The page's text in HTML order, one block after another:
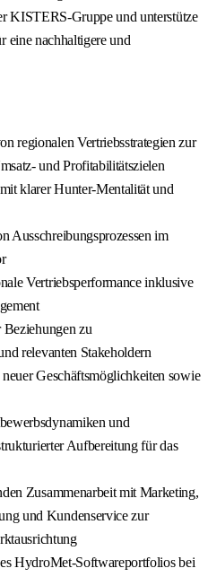
KISTERS-Gruppe und unterstütze
eine nachhaltigere und
regionalen Vertriebsstrategien zur
und Profitabilitätszielen
klarer Hunter-Mentalität und
Ausschreibungsprozessen im
Vertriebsperformance inklusive
zu
relevanten Stakeholdern
Geschäftsmöglichkeiten sowie
und
Aufbereitung für das
Zusammenarbeit mit Marketing,
und Kundenservice zur
HydroMet-Softwareportfolios bei